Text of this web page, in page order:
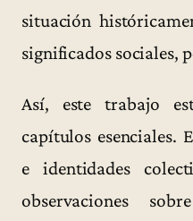
situación
significados sociales,
Así, este trabajo
capítulos esenciales.
e identidades
observaciones